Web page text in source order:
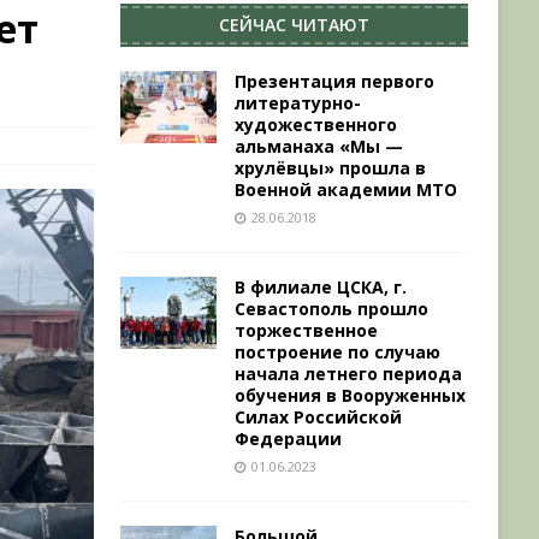
СЕЙЧАС ЧИТАЮТ
Презентация первого
литературно-
художественного
альманаха «Мы —
хрулёвцы» прошла в
Военной академии МТО
28.06.2018
В филиале ЦСКА, г.
Севастополь прошло
торжественное
построение по случаю
начала летнего периода
обучения в Вооруженных
Силах Российской
Федерации
01.06.2023